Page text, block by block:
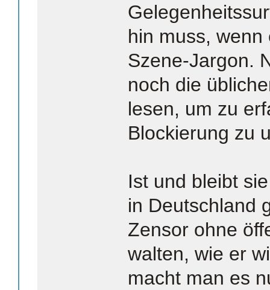
hin muss,
Szene-Jargon.
noch die
lesen, um zu
Blockierung zu
Ist und bleibt
in Deutschland
Zensor ohne
walten, wie er
macht man es